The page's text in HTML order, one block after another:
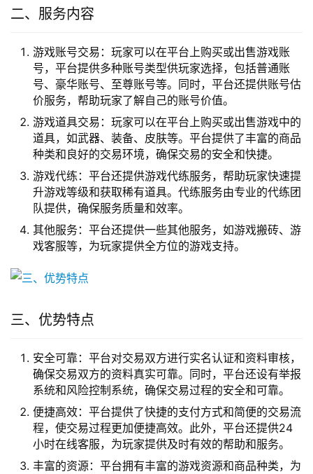
二、服务内容
游戏账号交易：玩家可以在平台上购买或出售游戏账
号，平台提供多种账号类型供玩家选择，包括普通账
号、豪华账号、至尊账号等。同时，平台还提供账号估
价服务，帮助玩家了解自己的账号价值。
游戏道具交易：玩家可以在平台上购买或出售游戏中的
道具，如武器、装备、皮肤等。平台提供了丰富的商品
种类和良好的交易环境，确保交易的安全和快捷。
游戏代练：平台还提供游戏代练服务，帮助玩家快速提
升游戏等级和获取稀有道具。代练服务由专业的代练团
队提供，确保服务质量和效率。
其他服务：平台还提供一些其他服务，如游戏搬砖、游
戏客服等，为玩家提供全方位的游戏支持。
三、优势特点
安全可靠：平台对交易双方进行实名认证和资料审核，
确保交易双方的资料真实可靠。同时，平台还设有举报
系统和风险控制系统，确保交易过程的安全和可靠。
便捷高效：平台提供了快捷的支付方式和简便的交易流
程，使交易过程更加便捷高效。此外，平台还提供24
小时在线客服，为玩家提供及时有效的帮助和服务。
丰富的资源：平台拥有丰富的游戏资源和商品种类，为